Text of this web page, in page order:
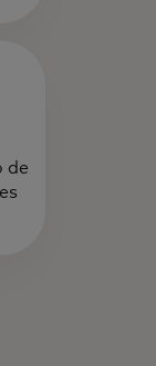
de